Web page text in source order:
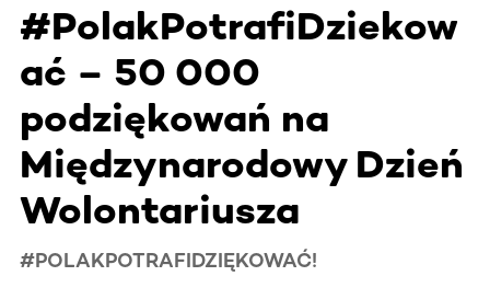
#PolakPotrafiDziekow
ać – 50 000
podziękowań na
Międzynarodowy Dzień
Wolontariusza
#POLAKPOTRAFIDZIĘKOWAĆ!